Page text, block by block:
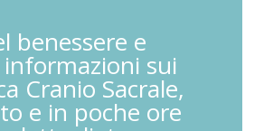
benessere e
sui
Cranio Sacrale,
e in poche ore